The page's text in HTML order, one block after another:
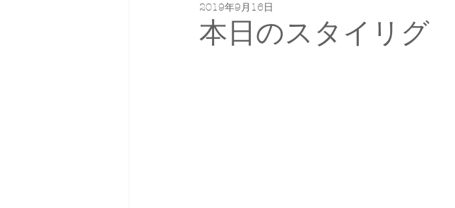
スタイリング セミナー
本日のスタイリグ
2019年9月16日